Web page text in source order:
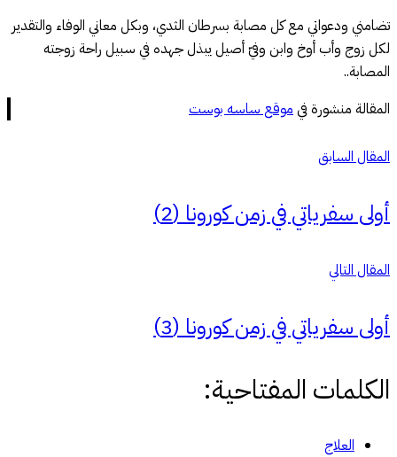
تضامني ودعواتي مع كل مصابة بسرطان الثدي، وبكل معاني الوفاء والتقدير
لكل زوج وأب أوخ وابن وفيّ أصيل يبذل جهده في سبيل راحة زوجته
المصابة..
المقالة منشورة فيموقع ساسه بوست
المقال السابق
أولى سفرياتي في زمن كورونا (2)
المقال التالي
أولى سفرياتي في زمن كورونا (3)
الكلمات المفتاحية:
العلاج